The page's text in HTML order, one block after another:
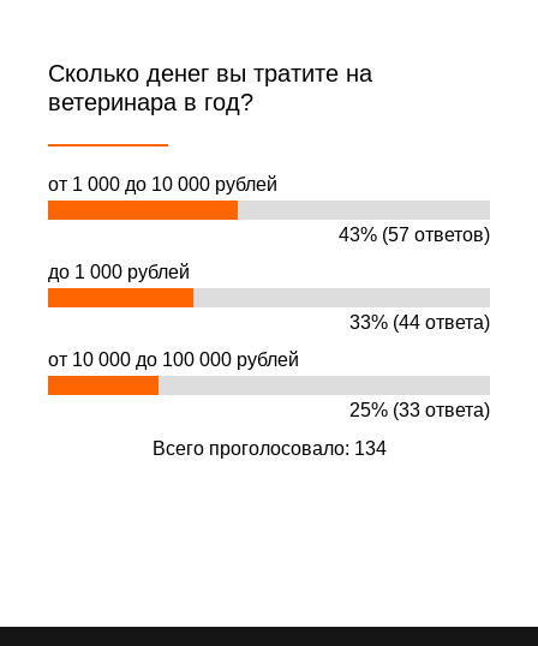
Сколько денег вы тратите на
ветеринара в год?
от 1 000 до 10 000 рублей
43% (57 ответов)
до 1 000 рублей
33% (44 ответа)
от 10 000 до 100 000 рублей
25% (33 ответа)
Всего проголосовало: 134